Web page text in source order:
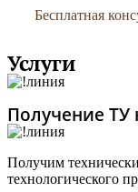
Бесплатная
Услуги
Получение ТУ
Получим
технологического